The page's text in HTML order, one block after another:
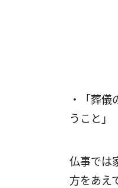
・「葬
うこと」
仏事では
方をあえ